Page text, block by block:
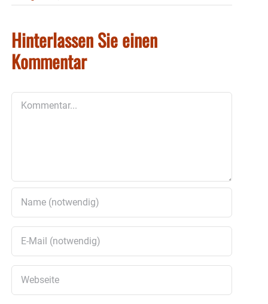
Hinterlassen Sie einen
Kommentar